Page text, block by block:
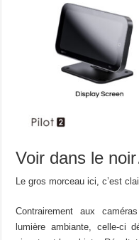
Voir dans le
Le gros morceau ici, c’est
Contrairement aux
lumière ambiante, celle-ci